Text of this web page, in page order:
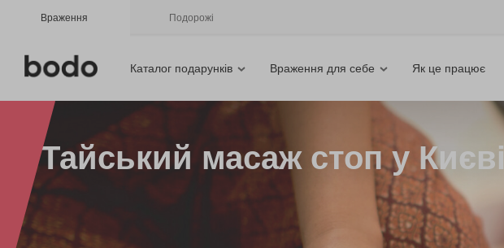
Враження Подорожі
Каталог подарунків Враження для себе Як це працює
Тайський масаж стоп у Києві